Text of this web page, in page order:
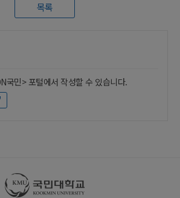
목록
국민> 포털에서 작성할 수 있습니다.
국민대학교